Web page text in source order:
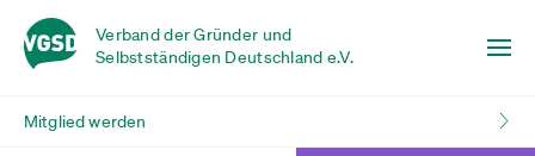
Verband der Gründer und
Selbstständigen Deutschland e.V.
Mitglied werden